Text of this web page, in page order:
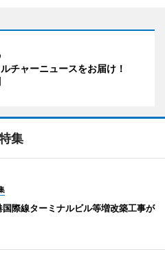
チャーニュースをお届け！
集
国際線ターミナルビル等増改築工事が